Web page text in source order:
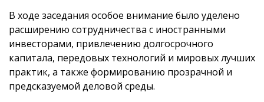
В ходе заседания особое внимание было уделено
расширению сотрудничества с иностранными
инвесторами, привлечению долгосрочного
капитала, передовых технологий и мировых лучших
практик, а также формированию прозрачной и
предсказуемой деловой среды.